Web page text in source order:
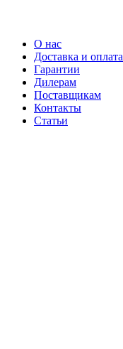
О нас
Доставка и оплата
Гарантии
Дилерам
Поставщикам
Контакты
Статьи